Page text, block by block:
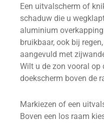
Een uitvalscherm of
schaduw die u
aluminium
bruikbaar, ook bij
aangevuld met
Wilt u de zon vooral op
doekscherm boven de
Markiezen of een
Boven een los raam